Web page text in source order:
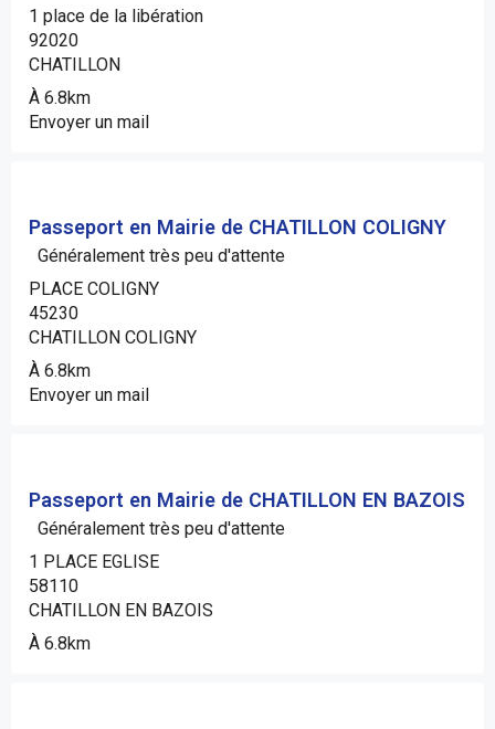
1 place de la libération
92020
CHATILLON
À 6.8km
Envoyer un mail
Passeport en Mairie de CHATILLON COLIGNY
Généralement très peu d'attente
PLACE COLIGNY
45230
CHATILLON COLIGNY
À 6.8km
Envoyer un mail
Passeport en Mairie de CHATILLON EN BAZOIS
Généralement très peu d'attente
1 PLACE EGLISE
58110
CHATILLON EN BAZOIS
À 6.8km